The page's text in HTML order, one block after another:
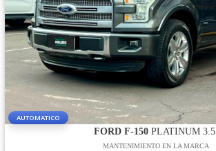
AUTOMATICO
FORD F-150PLATINUM 3.5
MANTENIMIENTO EN LA MARCA